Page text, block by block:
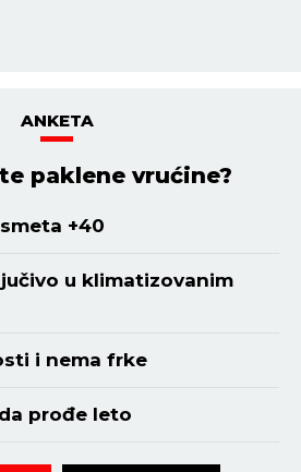
ANKETA
paklene vrućine?
+40
u klimatizovanim
i nema frke
prođe leto